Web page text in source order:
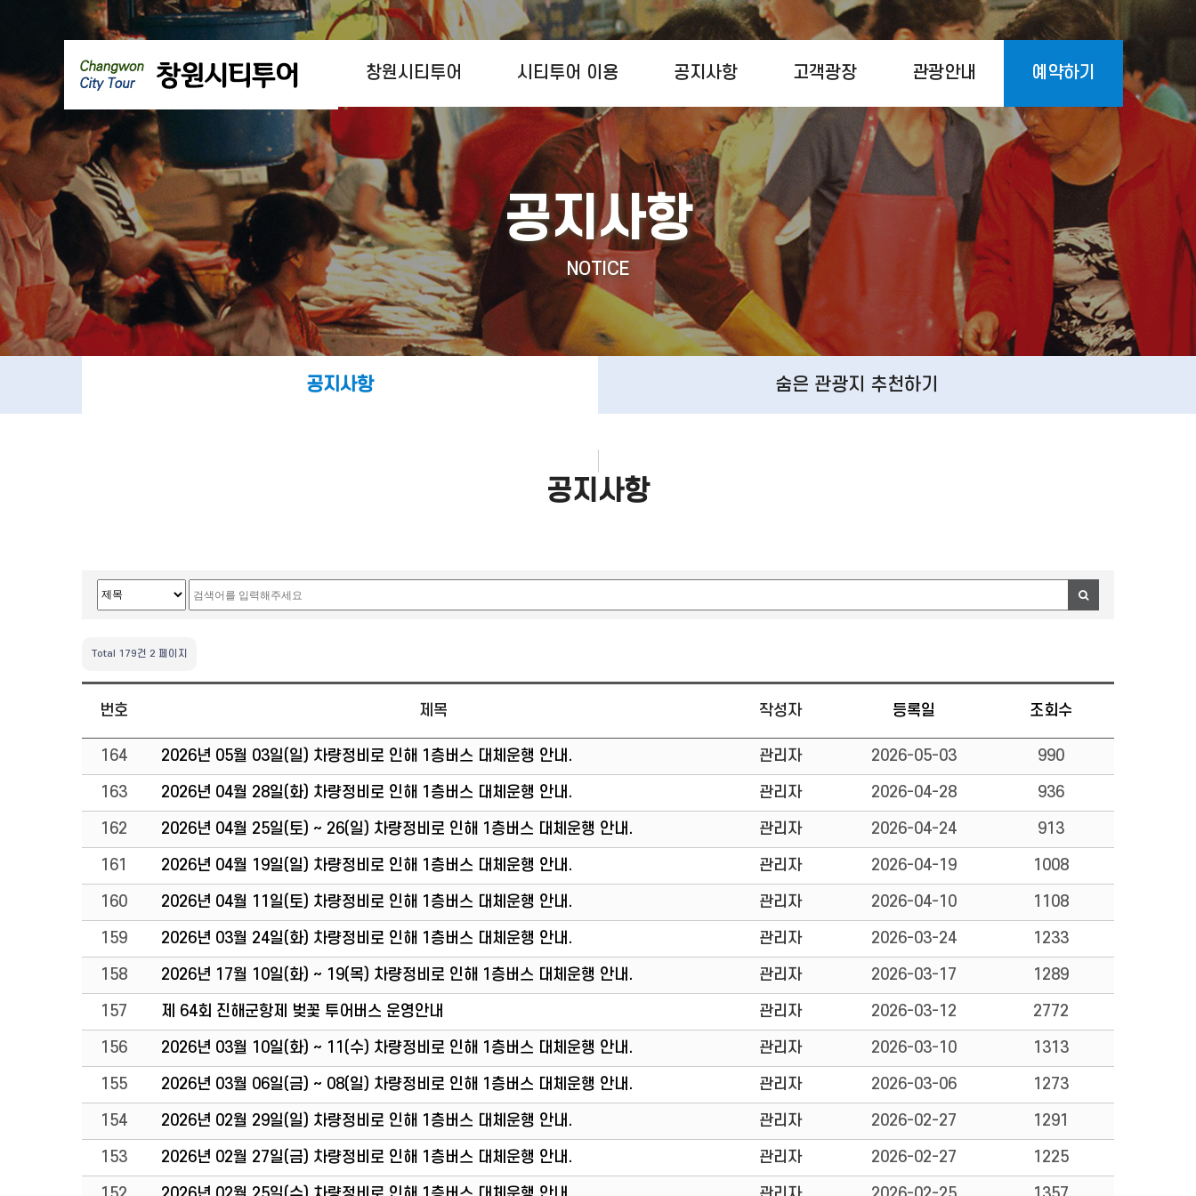
창원시티투어 시티투어 이용 공지사항 고객광장 관광안내 예약하기
공지사항
NOTICE
공지사항 숨은 관광지 추천하기
공지사항
Total 179건 2 페이지
번호 제목 작성자 등록일 조회수
164 2026년 05월 03일(일) 차량정비로 인해 1층버스 대체운행 안내. 관리자 2026-05-03 990
163 2026년 04월 28일(화) 차량정비로 인해 1층버스 대체운행 안내. 관리자 2026-04-28 936
162 2026년 04월 25일(토) ~ 26(일) 차량정비로 인해 1층버스 대체운행 안내. 관리자 2026-04-24 913
161 2026년 04월 19일(일) 차량정비로 인해 1층버스 대체운행 안내. 관리자 2026-04-19 1008
160 2026년 04월 11일(토) 차량정비로 인해 1층버스 대체운행 안내. 관리자 2026-04-10 1108
159 2026년 03월 24일(화) 차량정비로 인해 1층버스 대체운행 안내. 관리자 2026-03-24 1233
158 2026년 17월 10일(화) ~ 19(목) 차량정비로 인해 1층버스 대체운행 안내. 관리자 2026-03-17 1289
157 제 64회 진해군항제 벚꽃 투어버스 운영안내 관리자 2026-03-12 2772
156 2026년 03월 10일(화) ~ 11(수) 차량정비로 인해 1층버스 대체운행 안내. 관리자 2026-03-10 1313
155 2026년 03월 06일(금) ~ 08(일) 차량정비로 인해 1층버스 대체운행 안내. 관리자 2026-03-06 1273
154 2026년 02월 29일(일) 차량정비로 인해 1층버스 대체운행 안내. 관리자 2026-02-27 1291
153 2026년 02월 27일(금) 차량정비로 인해 1층버스 대체운행 안내. 관리자 2026-02-27 1225